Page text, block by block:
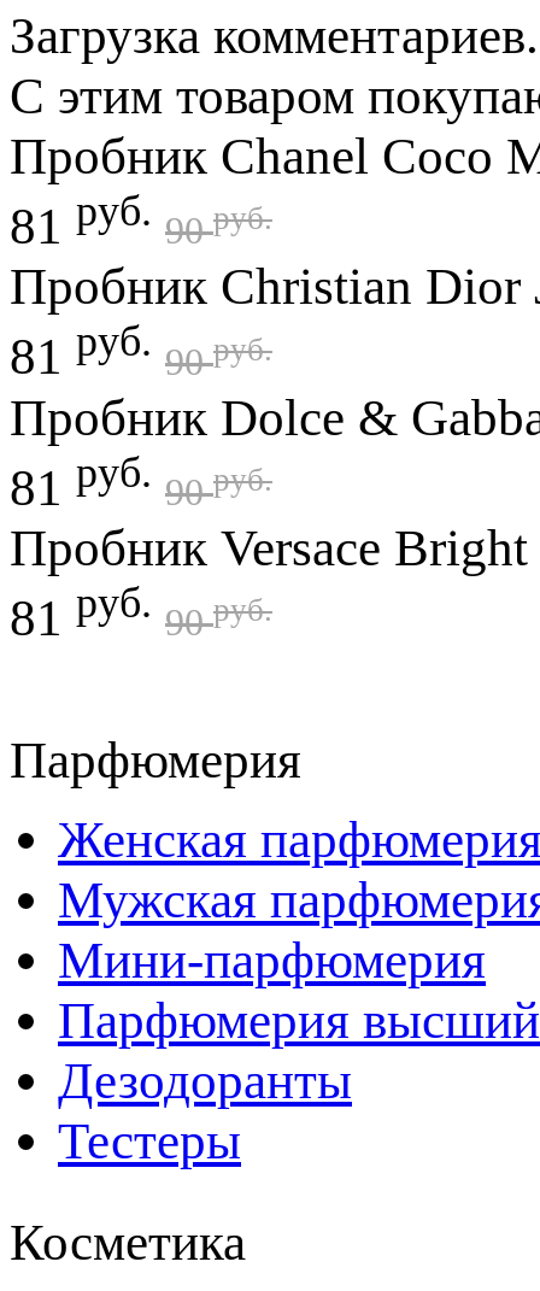
Загрузка
С этим товаром
Пробник Chanel Coco
81 руб. 90руб.
Пробник Christian Dior
81 руб. 90руб.
Пробник Dolce &
81 руб. 90руб.
Пробник Versace
81 руб. 90руб.
Парфюмерия
Женская
Мужская
Мини-парфюмерия
Парфюмерия высший
Дезодоранты
Тестеры
Косметика